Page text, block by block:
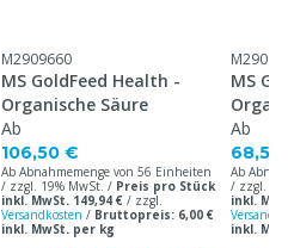
M2909660
MS GoldFeed Health -
Organische Säure
Ab
106,50 €
Ab Abnahmemenge von 56 Einheiten
/ zzgl. 19% MwSt. / Preis pro Stück
inkl. MwSt. 149,94 € / zzgl.
Versandkosten / Bruttopreis: 6,00 €
inkl. MwSt. per kg
MS
Ab
68,50
Ab
/ zzgl.
inkl.
inkl.